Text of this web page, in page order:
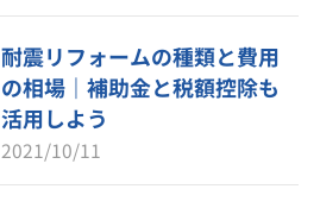
耐震リフォームの種類と費用
の相場｜補助金と税額控除も
活用しよう
2021/10/11